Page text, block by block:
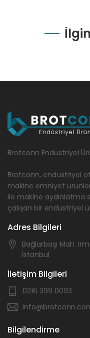
Brotconn Endüstriyel
Brotconn, endüstriyel
makine emniyet
ile makine aydınlatma
çalışan bir endüstriyel
Adres Bilgileri
Bağlarbaşı Mah.
İstanbul
İletişim Bilgileri
0216 399 0093
Bilgilendirme